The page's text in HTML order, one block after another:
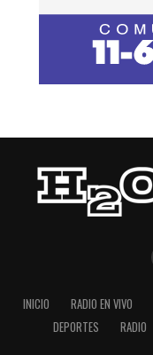
INICIO RADIO EN VIVO
DEPORTES
RADIO